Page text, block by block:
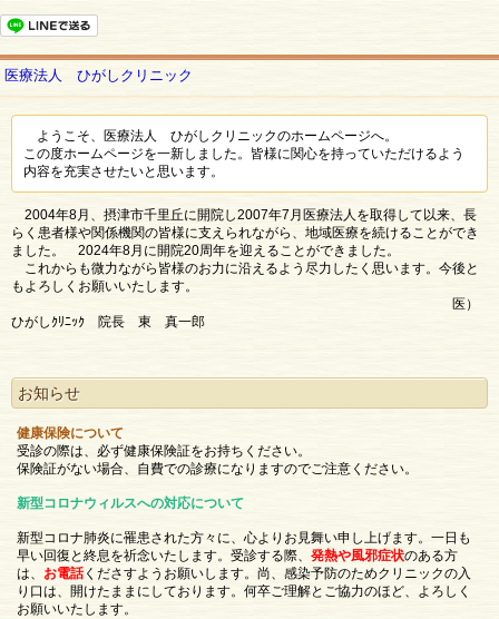
医療法人 ひがしクリニック
ようこそ、医療法人 ひがしクリニックのホームページへ。
この度ホームページを一新しました。皆様に関心を持っていただけるよう
内容を充実させたいと思います。
2004年8月、摂津市千里丘に開院し2007年7月医療法人を取得して以来、長
らく患者様や関係機関の皆様に支えられながら、地域医療を続けることができ
ました。 2024年8月に開院20周年を迎えることができました。
これからも微力ながら皆様のお力に沿えるよう尽力したく思います。今後と
もよろしくお願いいたします。
医）
ひがしｸﾘﾆｯｸ 院長 東 真一郎
お知らせ
健康保険について
受診の際は、必ず健康保険証をお持ちください。
保険証がない場合、自費での診療になりますのでご注意ください。
新型コロナウィルスへの対応について
新型コロナ肺炎に罹患された方々に、心よりお見舞い申し上げます。一日も
早い回復と終息を祈念いたします。 受診する際、 発熱や風邪症状のある方
は、 お電話くださすようお願いします。尚、感染予防のためクリニックの入
り口は、開けたままにしております。何卒ご理解とご協力のほど、よろしく
お願いいたします。